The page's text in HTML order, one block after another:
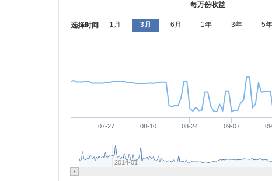
选择时间 1月 3月 6月 1年 3年 5年
每万份收益
07-27 08-10 08-24 09-07
2014-01